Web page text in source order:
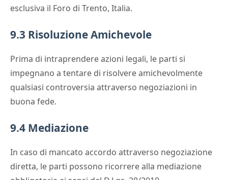
esclusiva il Foro di Trento, Italia.
9.3 Risoluzione Amichevole
Prima di intraprendere azioni legali, le parti si
impegnano a tentare di risolvere amichevolmente
qualsiasi controversia attraverso negoziazioni in
buona fede.
9.4 Mediazione
In caso di mancato accordo attraverso negoziazione
diretta, le parti possono ricorrere alla mediazione